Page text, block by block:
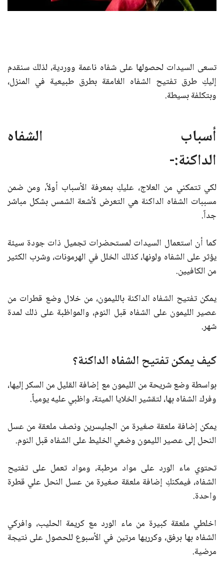
تسعى السيدات لحصولها على شفاه ناعمة ووردية، لذلك سنقدم
إليكِ طرق تفتيح الشفاه الغامقة بطرق طبيعية في المنزل،
وبتكلفة بسيطة.
أسباب الشفاه
الداكنة:-
لكي تتمكني من العلاج، عليكِ بمعرفة الأسباب أولاً، ومن ضمن
مسببات الشفاه الداكنة هي التعرض لأشعة الشمس بشكل مباشر
جداً.
كما أن استعمال السيدات لمستحضرات تجميل ذات جودة سيئة
يؤثر على الشفاه ولونها، كذلك الخلل في الهرمونات، وشرب الكثير
من الكافيين.
يمكن تفتيح الشفاه الداكنة بالليمون، من خلال وضع قطرات من
عصير الليمون على الشفاه قبل النوم، والمواظبة على ذلك لمدة
شهر.
كيف يمكن تفتيح الشفاه الداكنة؟
بواسطة وضع شريحة من الليمون مع إضافة القليل من السكر إليها،
وفرك الشفاه بها، لتقشير الخلايا الميتة، واظبي عليه يومياً.
يمكن إضافة ملعقة صغيرة من الجليسرين ونصف ملعقة من عسل
النحل إلى عصير الليمون وضعي الخليط على الشفاه قبل النوم.
تحتوي ماء الورد على مواد مرطبة، ومواد تعمل على تفتيح
الشفاه، فيمكنكِ إضافة ملعقة صغيرة من عسل النحل علي قطرة
واحدة.
اخلطي ملعقة كبيرة من ماء الورد مع كريمة الحليب، وافركي
الشفاه بها برفق، وكرريها مرتين في الأسبوع للحصول على نتيجة
مرضية.